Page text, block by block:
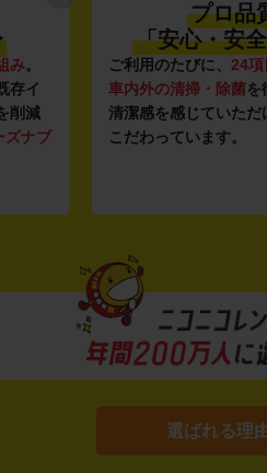
み。
存イ
削減
ズナブ
プロ品
「安心・安
ご利用のたびに、 24
車内外の清掃・除菌を
清潔感を感じていただ
こだわっています。
選ばれる理